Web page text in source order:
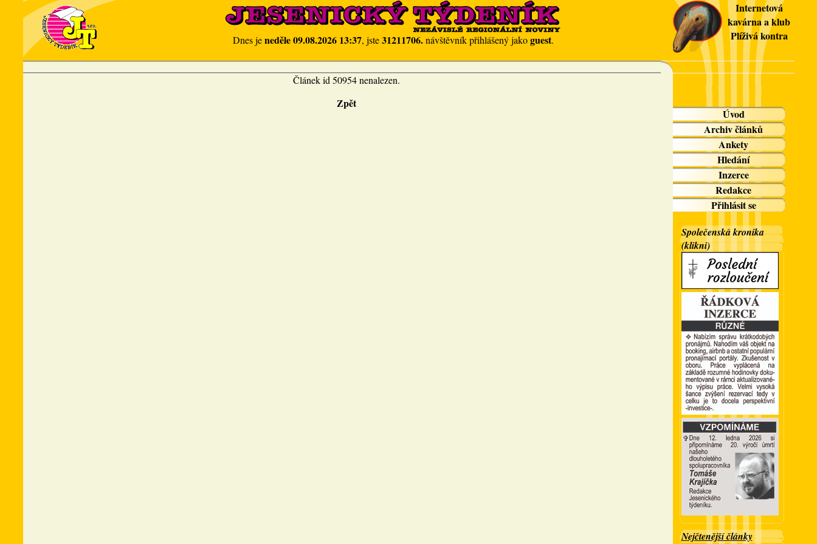
Dnes jeneděle 09.08.2026 13:37, jste31211706.návštěvník přihlášený jakoguest.
Internetová
kavárna a klub
Plíživá kontra
Článek id 50954 nenalezen.
Zpět
Úvod
Archiv článků
Ankety
Hledání
Inzerce
Redakce
Přihlásit se
Společenská kronika
(klikni)
Nejčtenější články